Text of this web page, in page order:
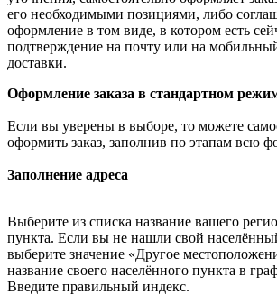
его необходимыми позициями, либо
оформление в том виде, в котором есть
подтверждение на почту или на
доставки.
Оформление заказа в стандартном
Если вы уверены в выборе, то можете
оформить заказ, заполнив по этапам всю
Заполнение адреса
Выберите из списка название вашего
пункта. Если вы не нашли свой
выберите значение «Другое
название своего населённого пункта в
Введите правильный индекс.